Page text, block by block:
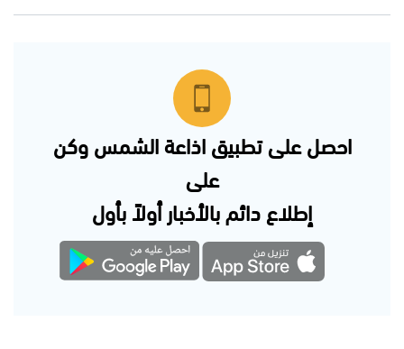
احصل على تطبيق اذاعة الشمس وكن
على
إطلاع دائم بالأخبار أولاً بأول